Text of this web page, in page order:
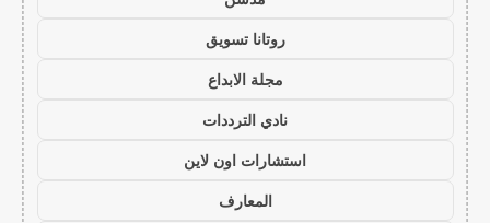
روتانا تسويق
مجلة الابداع
نادي الترددات
استشارات اون لاين
المعارف